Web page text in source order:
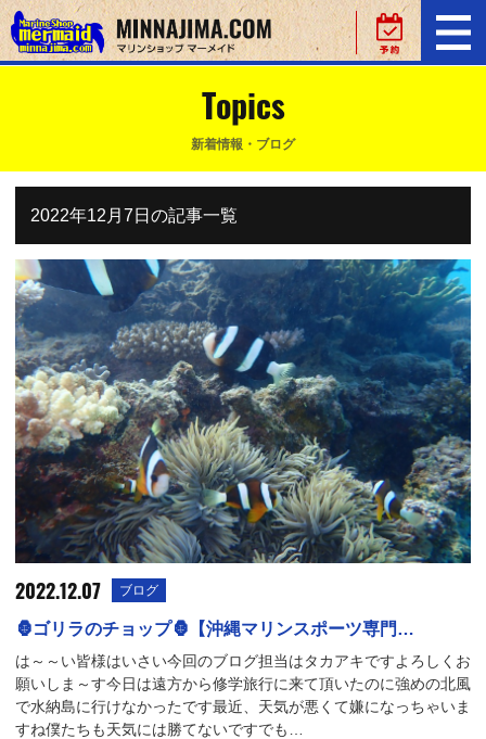
Topics
新着情報・ブログ
2022年12月7日の記事一覧
2022.12.07 ブログ
🦍ゴリラのチョップ🦍【沖縄マリンスポーツ専門…
は～～い皆様はいさい今回のブログ担当はタカアキですよろしくお
願いしま～す今日は遠方から修学旅行に来て頂いたのに強めの北風
で水納島に行けなかったです最近、天気が悪くて嫌になっちゃいま
すね僕たちも天気には勝てないですでも…